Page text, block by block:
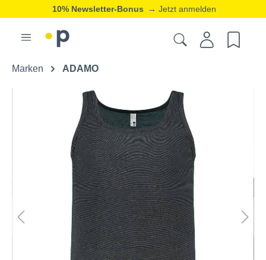
10% Newsletter-Bonus → Jetzt anmelden
Marken ADAMO